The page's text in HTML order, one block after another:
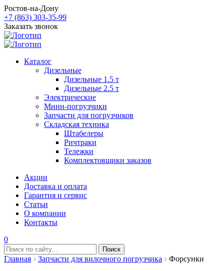
Ростов-на-Дону
+7 (863) 303-35-99
Заказать звонок
Каталог
Дизельные
Дизельные 1.5 т
Дизельные 2.5 т
Электрические
Мини-погрузчики
Запчасти для погрузчиков
Складская техника
Штабелеры
Ричтраки
Тележки
Комплектовщики заказов
Акции
Доставка и оплата
Гарантия и сервис
Статьи
О компании
Контакты
0
Главная Запчасти для вилочного погрузчика
Форсунки